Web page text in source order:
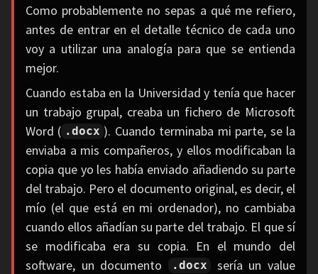
Como probablemente no sepas a qué me refiero,
antes de entrar en el detalle técnico de cada uno
voy a utilizar una analogía para que se entienda
mejor.
Cuando estaba en la Universidad y tenía que hacer
un trabajo grupal, creaba un fichero de Microsoft
Word ( .docx ). Cuando terminaba mi parte, se la
enviaba a mis compañeros, y ellos modificaban la
copia que yo les había enviado añadiendo su parte
del trabajo. Pero el documento original, es decir, el
mío (el que está en mi ordenador), no cambiaba
cuando ellos añadían su parte del trabajo. El que sí
se modificaba era su copia. En el mundo del
software, un documento
.docx
sería un value